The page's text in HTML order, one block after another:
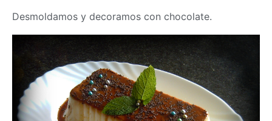
Desmoldamos y decoramos con chocolate.